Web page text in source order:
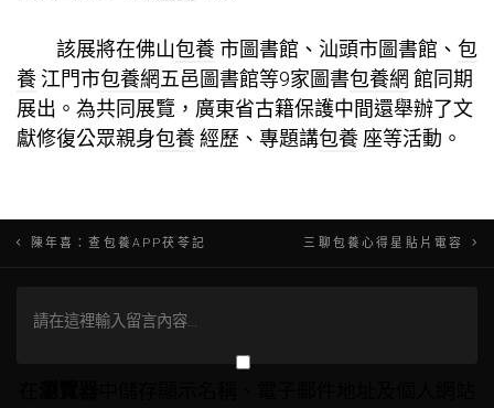
該展將在佛山包養 市圖書館、汕頭市圖書館、 包
養 江門市包養網五邑圖書館等9家圖書包養網 館同期
展出。為共同展覽，廣東省古籍保護中間還舉辦了文
獻修復公眾親身包養經歷、專題講包養 座等活動。
文
導
陳年喜：查包養APP茯苓記 三聊包養心得星貼片電容